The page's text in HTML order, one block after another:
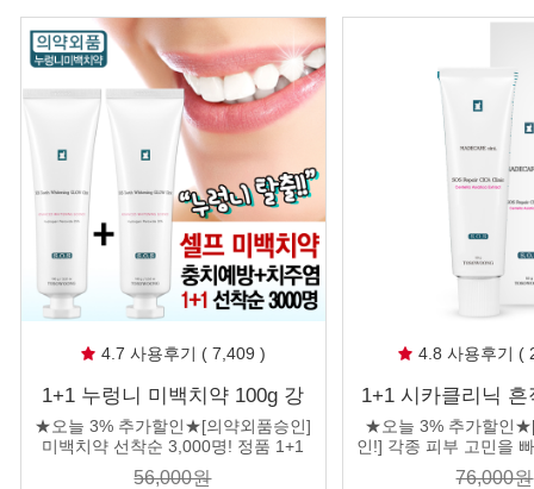
4.7 사용후기 ( 7,409 )
1+1 누렁니 미백치약 100g 강
력한 화이트닝 치아미백 잇몸
질환 덴탈케어 치석 구취제거
★오늘 3% 추가할인★[의약외품승인]
미백치약 선착순 3,000명! 정품 1+1
증정!
56,000원
4.8 사용후기 (
1+1 시카클리닉
대용량 상처연고
의약외품 마데
★오늘 3% 추가할인
인!] 각종 피부 고민을
용량 정품
76,000원